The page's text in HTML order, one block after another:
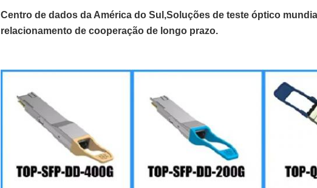
Centro de dados da América do Sul,Soluções de teste óptico
relacionamento de cooperação de longo prazo.